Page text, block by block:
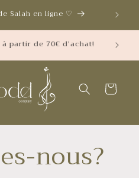
Salah en ligne ♡ 🎉
à partir de 70€ d’achat!
Panier
nous?